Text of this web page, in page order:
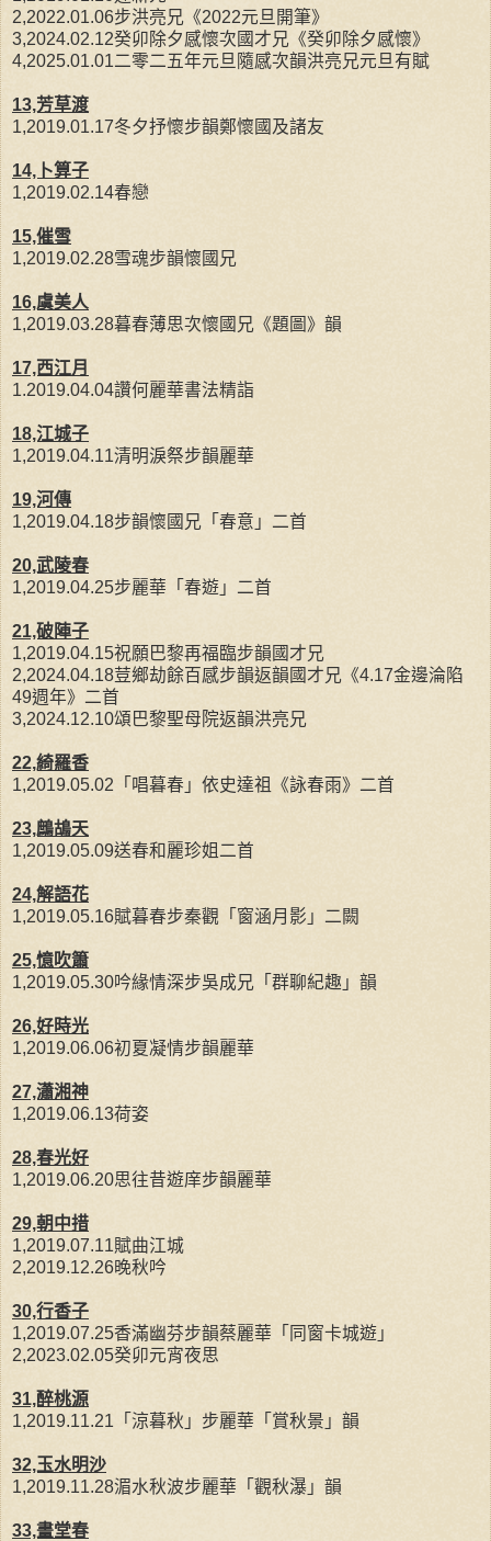
2,2022.01.06步洪亮兄《2022元旦開筆》
3,2024.02.12癸卯除夕感懷次國才兄《癸卯除夕感懷》
4,2025.01.01二零二五年元旦隨感次韻洪亮兄元旦有賦
13,芳草渡
1,2019.01.17冬夕抒懷步韻鄭懷國及諸友
14,卜算子
1,2019.02.14春戀
15,催雪
1,2019.02.28雪魂步韻懷國兄
16,虞美人
1,2019.03.28暮春薄思次懷國兄《題圖》韻
17,西江月
1.2019.04.04讚何麗華書法精詣
18,江城子
1,2019.04.11清明淚祭步韻麗華
19,河傳
1,2019.04.18步韻懷國兄「春意」二首
20,武陵春
1,2019.04.25步麗華「春遊」二首
21,破陣子
1,2019.04.15祝願巴黎再福臨步韻國才兄
2,2024.04.18荳鄉劫餘百感步韻返韻國才兄《4.17金邊淪陷
49週年》二首
3,2024.12.10頌巴黎聖母院返韻洪亮兄
22,綺羅香
1,2019.05.02「唱暮春」依史達祖《詠春雨》二首
23,鷓鴣天
1,2019.05.09送春和麗珍姐二首
24,解語花
1,2019.05.16賦暮春步秦觀「窗涵月影」二闕
25,憶吹簫
1,2019.05.30吟緣情深步吳成兄「群聊紀趣」韻
26,好時光
1,2019.06.06初夏凝情步韻麗華
27,瀟湘神
1,2019.06.13荷姿
28,春光好
1,2019.06.20思往昔遊庠步韻麗華
29,朝中措
1,2019.07.11賦曲江城
2,2019.12.26晚秋吟
30,行香子
1,2019.07.25香滿幽芬步韻蔡麗華「同窗卡城遊」
2,2023.02.05癸卯元宵夜思
31,醉桃源
1,2019.11.21「涼暮秋」步麗華「賞秋景」韻
32,玉水明沙
1,2019.11.28湄水秋波步麗華「觀秋瀑」韻
33,畫堂春